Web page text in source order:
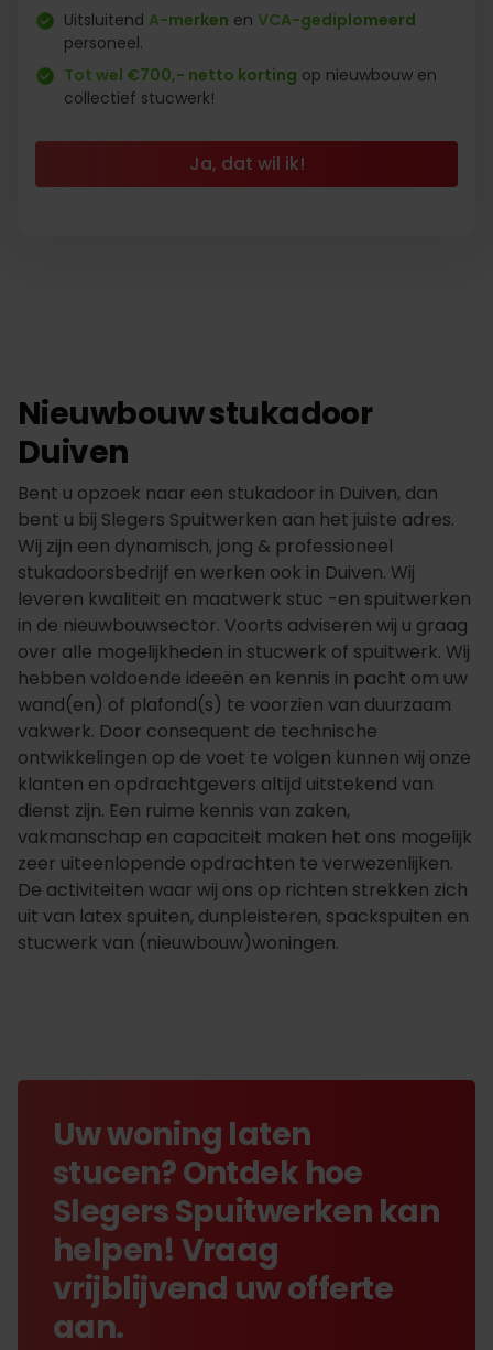
Uitsluitend A-merken en VCA-gediplomeerd
personeel.
Tot wel €700,- netto korting op nieuwbouw en
collectief stucwerk!
Ja, dat wil ik!
Nieuwbouw stukadoor
Duiven
Bent u opzoek naar een stukadoor in Duiven, dan
bent u bij Slegers Spuitwerken aan het juiste adres.
Wij zijn een dynamisch, jong & professioneel
stukadoorsbedrijf en werken ook in Duiven. Wij
leveren kwaliteit en maatwerk stuc -en spuitwerken
in de nieuwbouwsector. Voorts adviseren wij u graag
over alle mogelijkheden in stucwerk of spuitwerk. Wij
hebben voldoende ideeën en kennis in pacht om uw
wand(en) of plafond(s) te voorzien van duurzaam
vakwerk. Door consequent de technische
ontwikkelingen op de voet te volgen kunnen wij onze
klanten en opdrachtgevers altijd uitstekend van
dienst zijn. Een ruime kennis van zaken,
vakmanschap en capaciteit maken het ons mogelijk
zeer uiteenlopende opdrachten te verwezenlijken.
De activiteiten waar wij ons op richten strekken zich
uit van latex spuiten, dunpleisteren, spackspuiten en
stucwerk van (nieuwbouw)woningen.
Uw woning laten
stucen? Ontdek hoe
Slegers Spuitwerken kan
helpen! Vraag
vrijblijvend uw offerte
aan.